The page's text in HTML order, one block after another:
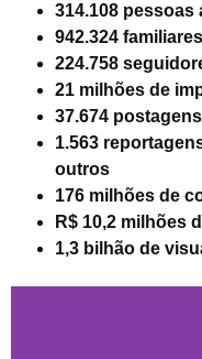
314.108
942.324
224.758
21 milhões de
37.674 postagens
1.563
outros
176 milhões de
R$ 10,2 milhões
1,3 bilhão de